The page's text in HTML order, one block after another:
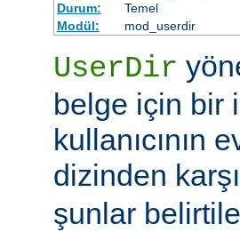
Durum:
Temel
Modül:
mod_userdir
UserDir
belge için bir
kullanıcının
dizinden
şunlar